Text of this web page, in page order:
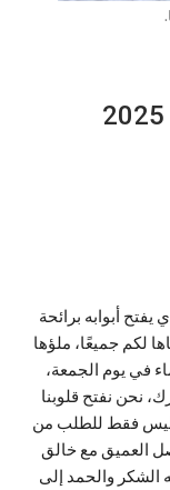
يفتح أبوابه برائحة
لكم جميعًا، ملؤها
في يوم الجمعة،
نحن نفتح قلوبنا
ليس فقط للطلب من
العميق مع خالق
الشكر والحمد إلى